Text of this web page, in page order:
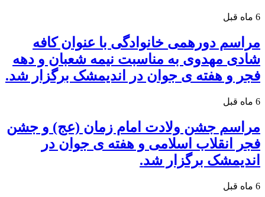
6 ماه قبل
مراسم دورهمی خانوادگی با عنوان کافه
شادی مهدوی به مناسبت نیمه شعبان و دهه
فجر و هفته ی جوان در اندیمشک برگزار شد.
6 ماه قبل
مراسم جشن ولادت امام زمان (عج) و جشن
فجر انقلاب اسلامی و هفته ی جوان در
اندیمشک برگزار شد.
6 ماه قبل